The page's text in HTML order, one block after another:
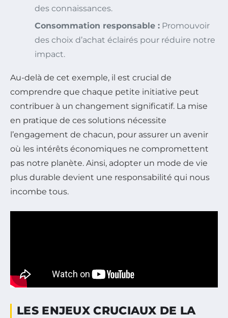
des connaissances.
Consommation responsable : Promouvoir
des choix d’achat éclairés pour réduire notre
impact.
Au-delà de cet exemple, il est crucial de
comprendre que chaque petite initiative peut
contribuer à un changement significatif. La mise
en pratique de ces solutions nécessite
l’engagement de chacun, pour assurer un avenir
où les intérêts économiques ne compromettent
pas notre planète. Ainsi, adopter un mode de vie
plus durable devient une responsabilité qui nous
incombe tous.
LES ENJEUX CRUCIAUX DE LA